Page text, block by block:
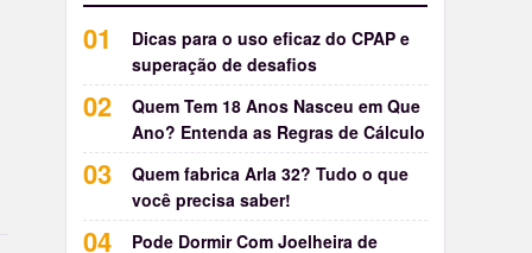
Dicas para o uso eficaz do CPAP e
superação de desafios
Quem Tem 18 Anos Nasceu em Que
Ano? Entenda as Regras de Cálculo
Quem fabrica Arla 32? Tudo o que
você precisa saber!
Pode Dormir Com Joelheira de